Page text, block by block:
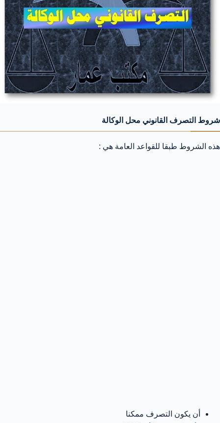
شروط التصرف القانوني محل الوكالة
هذه الشروط طبقا للقواعد العامة هي :
أن يكون التصرف ممكنا